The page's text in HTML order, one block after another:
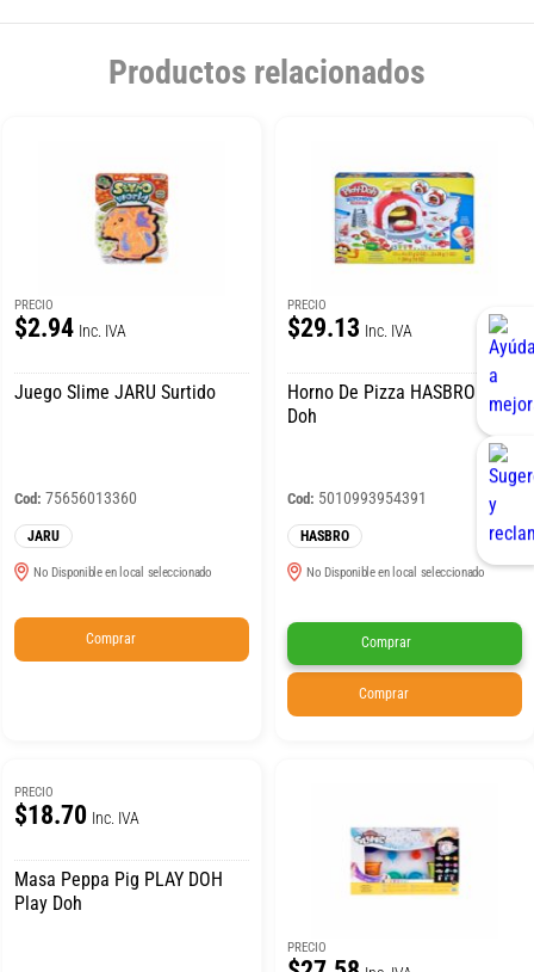
Productos relacionados
PRECIO
$2.94 Inc. IVA
Juego Slime JARU Surtido
Cod: 75656013360
JARU
No Disponible en local seleccionado
Comprar
PRECIO
$29.13 Inc. IVA
Horno De Pizza HASBRO Play
Doh
Cod: 5010993954391
HASBRO
No Disponible en local seleccionado
Comprar
Comprar
PRECIO
$18.70 Inc. IVA
Masa Peppa Pig PLAY DOH
Play Doh
PRECIO